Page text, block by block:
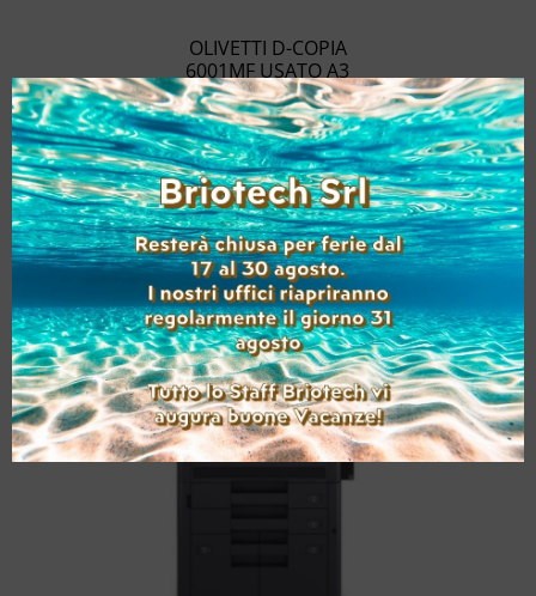
OLIVETTI D-COPIA
6001MF USATO A3
(Range: 100000-149999
)
Aggiungi alla lista